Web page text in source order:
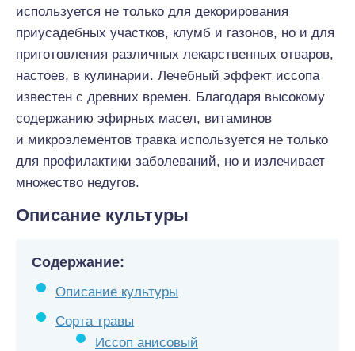
используется не только для декорирования
приусадебных участков, клумб и газонов, но и для
приготовления различных лекарственных отваров,
настоев, в кулинарии. Лечебный эффект иссопа
известен с древних времен. Благодаря высокому
содержанию эфирных масел, витаминов
и микроэлементов травка используется не только
для профилактики заболеваний, но и излечивает
множество недугов.
Описание культуры
Содержание:
Описание культуры
Сорта травы
Иссоп анисовый